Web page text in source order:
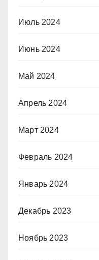
Июль 2024
Июнь 2024
Май 2024
Апрель 2024
Март 2024
Февраль 2024
Январь 2024
Декабрь 2023
Ноябрь 2023